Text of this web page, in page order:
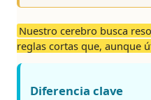
Nuestro cerebro busca
reglas cortas que, aunque
Diferencia clave